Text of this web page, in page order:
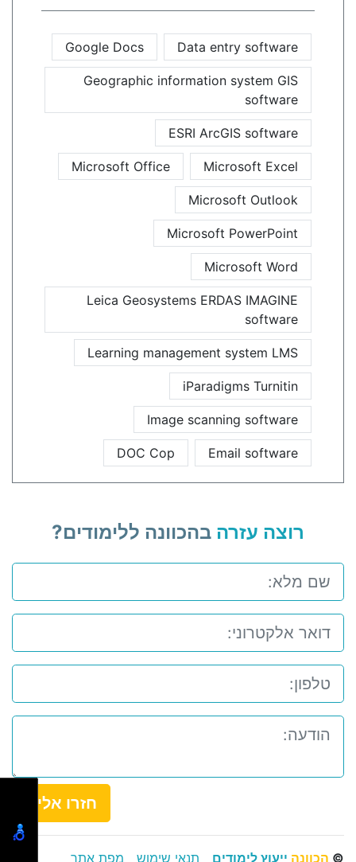
Data entry software
Google Docs
Geographic information system GIS
software
ESRI ArcGIS software
Microsoft Excel
Microsoft Office
Microsoft Outlook
Microsoft PowerPoint
Microsoft Word
Leica Geosystems ERDAS IMAGINE
software
Learning management system LMS
iParadigms Turnitin
Image scanning software
Email software
DOC Cop
רוצה עזרה בהכוונה ללימודים?
חזרו אלי
© הכוונה ייעוץ לימודים תנאי שימוש מפת אתר